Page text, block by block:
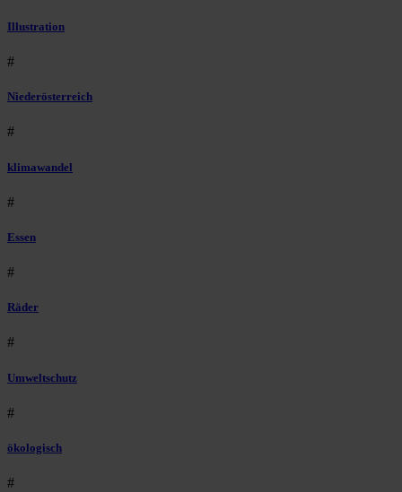
Illustration
#
Niederösterreich
#
klimawandel
#
Essen
#
Räder
#
Umweltschutz
#
ökologisch
#